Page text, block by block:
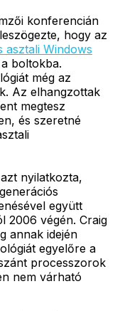
konferencián
hogy az
asztali Windows
boltokba.
még az
Az elhangzottak
megtesz
és szeretné
nyilatkozta,
együtt
2006 végén. Craig
annak idején
egyelőre a
processzorok
nem várható